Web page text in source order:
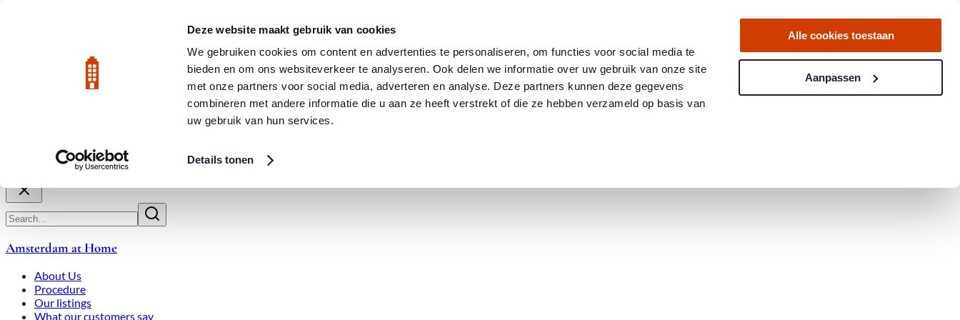
Deze website maakt gebruik van cookies
We gebruiken cookies om content en advertenties te personaliseren, om functies voor social media te
bieden en om ons websiteverkeer te analyseren. Ook delen we informatie over uw gebruik van onze site
met onze partners voor social media, adverteren en analyse. Deze partners kunnen deze gegevens
combineren met andere informatie die u aan ze heeft verstrekt of die ze hebben verzameld op basis van
uw gebruik van hun services.
Details tonen
Alle cookies toestaan
Aanpassen
Amsterdam at Home
About Us
Procedure
Our listings
What our customers say